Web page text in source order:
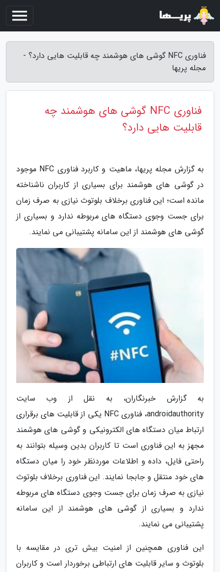
فناوری NFC گوشی های هوشمند چه قابلیت هایی دارد؟ -
مجله پریها
فناوری NFC گوشی های هوشمند چه
قابلیت هایی دارد؟
به گزارش مجله پریها، ماهیت و کاربرد فناوری NFC موجود
در گوشی های هوشمند برای بسیاری از کاربران ناشناخته
مانده است؛ این فناوری برخلاف بلوتوث نیازی به صرف زمان
برای جست وجوی دستگاه های مربوطه ندارد و بسیاری از
گوشی های هوشمند از این سامانه پشتیبانی می نمایند.
به گزارش خبرنگاران، به نقل از وب سایت
androidauthority، فناوری NFC یکی از قابلیت های برقراری
ارتباط میان دستگاه های الکترونیکی و گوشی های هوشمند
مجهز به این فناوری است تا کاربران بدین وسیله بتوانند به
راحتی فایل، داده و اطلاعات موردنظر خود را میان دستگاه
های خود منتقل و جابجا نمایند. این فناوری برخلاف بلوتوث
نیازی به صرف زمان برای جست وجوی دستگاه های مربوطه
ندارد و بسیاری از گوشی های هوشمند از این سامانه
پشتیبانی می نمایند.
این فناوری همچنین از امنیت بیش تری در مقایسه با
بلوتوث و سایر قابلیت های ارتباطی برخوردار است و کاربران